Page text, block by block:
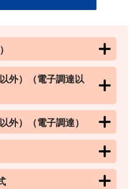
外）（電子調達以
外）（電子調達）